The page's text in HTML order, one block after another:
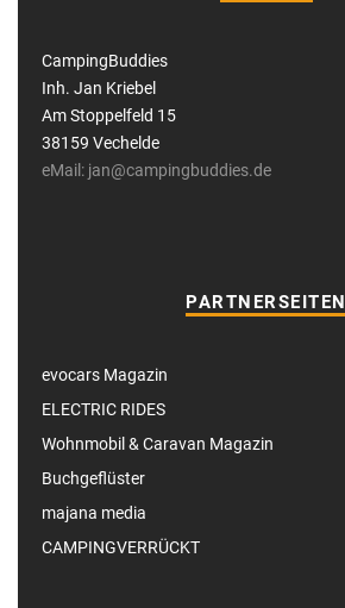
CampingBuddies
Inh. Jan Kriebel
Am Stoppelfeld 15
38159 Vechelde
eMail: jan@campingbuddies.de
PARTNERSEITEN
evocars Magazin
ELECTRIC RIDES
Wohnmobil & Caravan Magazin
Buchgeflüster
majana media
CAMPINGVERRÜCKT